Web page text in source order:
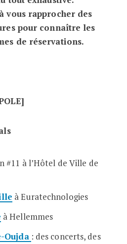
vous rapprocher des
pour connaître les
de réservations.
#11 à l’Hôtel de Ville de
à Euratechnologies
à Hellemmes
Oujda : des concerts, des